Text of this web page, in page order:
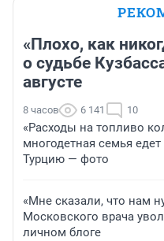
«Плохо, как
о судьбе
августе
8 часов 6 141 10
«Расходы на топливо
многодетная семья
Турцию — фото
«Мне сказали, что нам
Московского врача
личном блоге